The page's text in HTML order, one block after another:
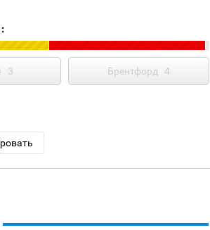
3 Брентфорд 4